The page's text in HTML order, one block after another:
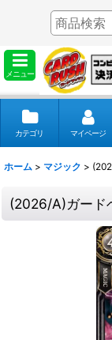
メニュー
カテゴリ マイページ
ホーム > マジック >
(2026/A)ガード